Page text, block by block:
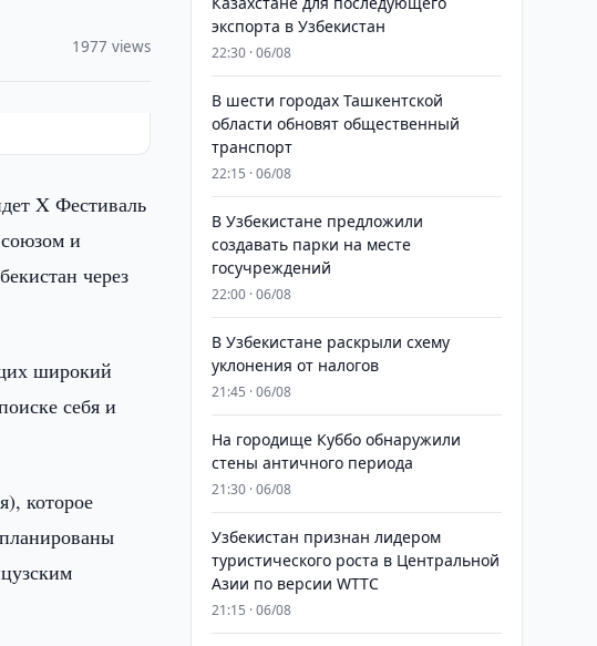
1977 views
X Фестиваль
и
через
широкий
себя и
которое
экспорта в Узбекистан
22:30 · 06/08
В шести городах Ташкентской
области обновят общественный
транспорт
22:15 · 06/08
В Узбекистане предложили
создавать парки на месте
госучреждений
22:00 · 06/08
В Узбекистане раскрыли схему
уклонения от налогов
21:45 · 06/08
На городище Куббо обнаружили
стены античного периода
21:30 · 06/08
Узбекистан признан лидером
туристического роста в Центральной
Азии по версии WTTC
21:15 · 06/08